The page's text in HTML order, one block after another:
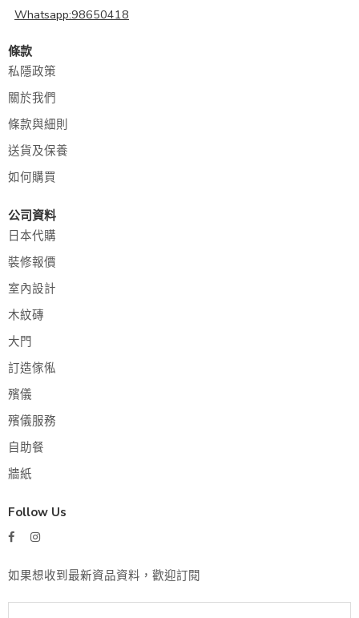
Whatsapp:98650418
條款
私隱政策
關於我們
條款與細則
送貨及保養
如何購買
公司資料
日本代購
裝修報價
室內設計
木紋磚
大門
訂造傢俬
殯儀
殯儀服務
自助餐
牆紙
Follow Us
如果想收到最新資品資料，歡迎訂閱